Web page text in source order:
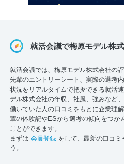
就活会議で梅原モデル株
就活会議では、梅原モデル株式会社の
先輩のエントリーシート、実際の選考
状況をリアルタイムで把握できる就活
デル株式会社の年収、社風、強みなど
働いていた人の口コミをもとに企業理
輩の体験記やESから選考の傾向をつか
ことができます。
まずは 会員登録 をして、最新の口コ
う。